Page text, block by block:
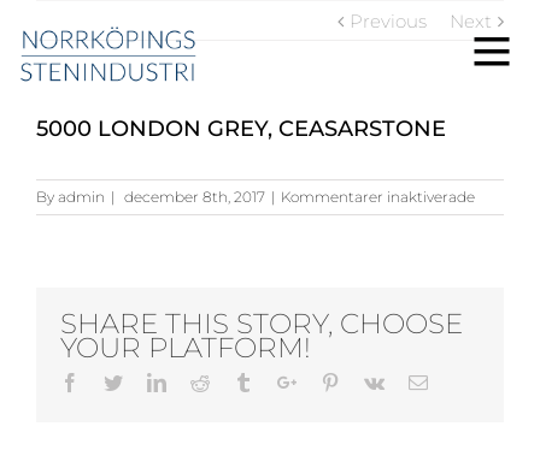
Previous Next
5000 LONDON GREY, CEASARSTONE
By admin | december 8th, 2017 | Kommentarer inaktiveradeför
5000
SHARE THIS STORY, CHOOSE
YOUR PLATFORM!
Facebook
TwitterLinkedinReddit TumblrGoogle+Pinterest
Vk Email